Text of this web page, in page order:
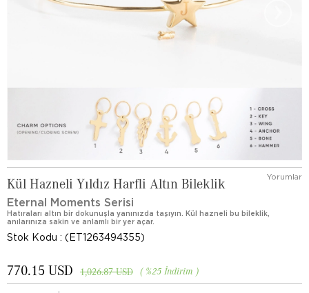
Kül Hazneli Yıldız Harfli Altın Bileklik Yorumlar
Eternal Moments Serisi
Hatıraları altın bir dokunuşla yanınızda taşıyın. Kül hazneli bu bileklik,
anılarınıza sakin ve anlamlı bir yer açar.
Stok Kodu (ET1263494355)
%25 İndirim
1,026.87 USD
770.15 USD